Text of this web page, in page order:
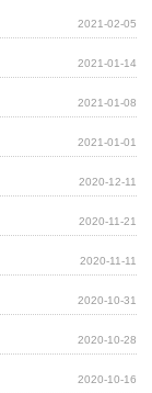
2021-02-05
2021-01-14
2021-01-08
2021-01-01
2020-12-11
2020-11-21
2020-11-11
2020-10-31
2020-10-28
2020-10-16